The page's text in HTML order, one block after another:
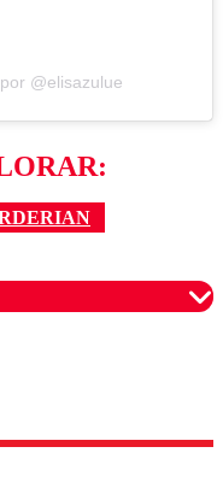
@elisazulue
para garantizar un